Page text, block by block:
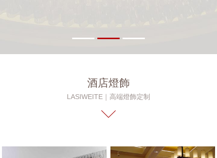
酒店燈飾
LASIWEITE｜高端燈飾定制